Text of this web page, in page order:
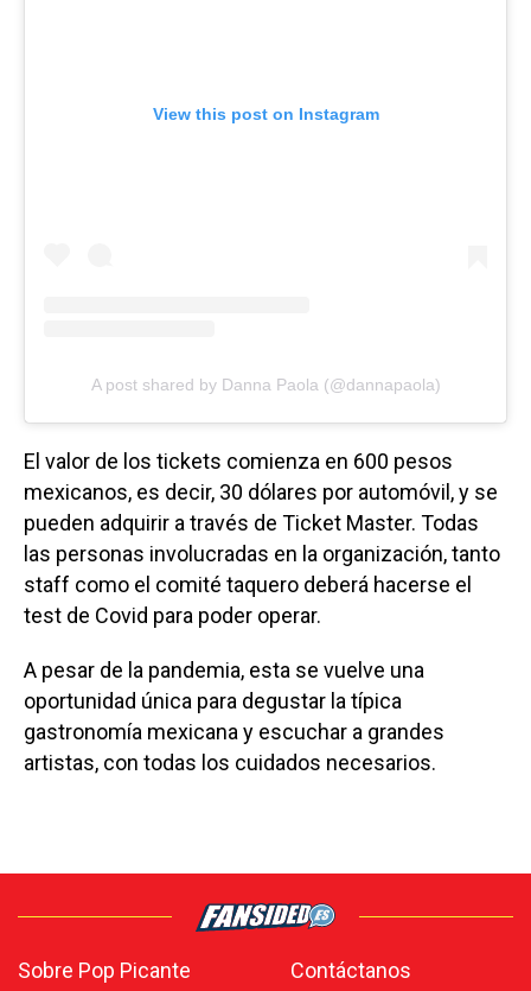
View this post on Instagram
A post shared by Danna Paola (@dannapaola)
El valor de los tickets comienza en 600 pesos
mexicanos, es decir, 30 dólares por automóvil, y se
pueden adquirir a través de Ticket Master. Todas
las personas involucradas en la organización, tanto
staff como el comité taquero deberá hacerse el
test de Covid para poder operar.
A pesar de la pandemia, esta se vuelve una
oportunidad única para degustar la típica
gastronomía mexicana y escuchar a grandes
artistas, con todas los cuidados necesarios.
Sobre Pop Picante Contáctanos